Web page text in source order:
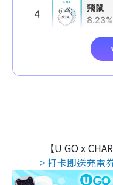
【U GO x
> 打卡即送充電